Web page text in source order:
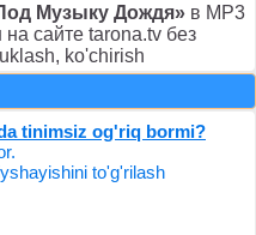
Музыку Дождя» в MP3
сайте tarona.tv без
ko'chirish
tinimsiz og'riq bormi?
to'g'rilash